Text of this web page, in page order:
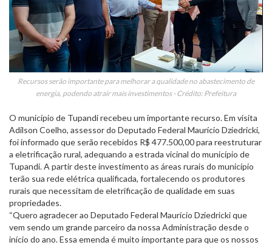
Recursos serão importante para melhorar a qualidade no abastecimento de
energia, podendo atrair mais investimentos - Crédito: Prefeitura
O município de Tupandi recebeu um importante recurso. Em visita
Adilson Coelho, assessor do Deputado Federal Maurício Dziedricki,
foi informado que serão recebidos R$ 477.500,00 para reestruturar
a eletrificação rural, adequando a estrada vicinal do município de
Tupandi. A partir deste investimento as áreas rurais do município
terão sua rede elétrica qualificada, fortalecendo os produtores
rurais que necessitam de eletrificação de qualidade em suas
propriedades.
“Quero agradecer ao Deputado Federal Maurício Dziedricki que
vem sendo um grande parceiro da nossa Administração desde o
início do ano. Essa emenda é muito importante para que os nossos